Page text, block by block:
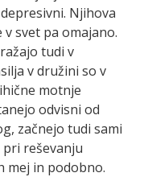
Njihova
svet pa omajano.
tudi v
v družini so v
motnje
odvisni od
začnejo tudi sami
reševanju
mej in podobno.